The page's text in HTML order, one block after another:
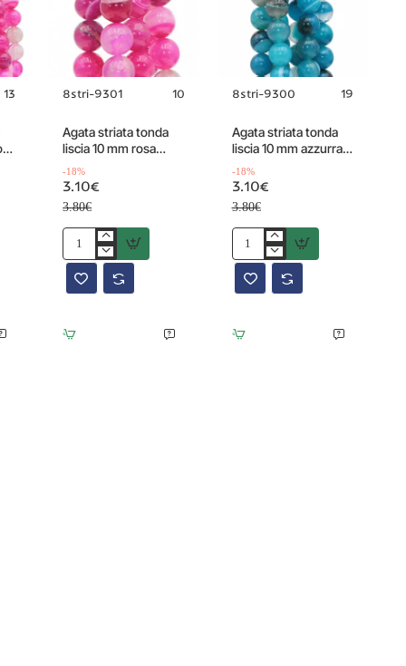
13 Offerta -18%
8stri-9301 10
Agata striata tonda
liscia 10 mm rosa
conf. 10 pz
-18%
3.10€
3.80€
Agata
striata
tonda
liscia
rosa
Offerta -18%
8stri-9300 19
Agata striata tonda
liscia 10 mm azzurra
conf. 10 pz
-18%
3.10€
3.80€
Agata
striata
tonda
liscia
azzurra